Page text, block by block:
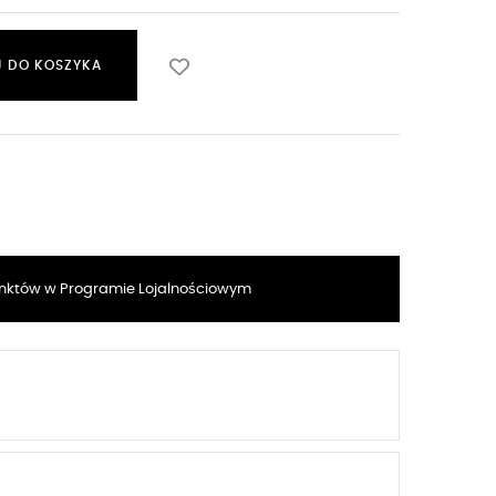
DO KOSZYKA
w Programie Lojalnościowym